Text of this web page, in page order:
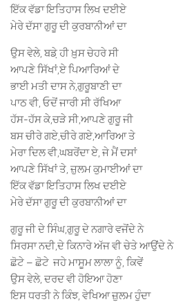
ਇੱਕ ਵੱਡਾ ਇਤਿਹਾਸ ਲਿਖ ਦਈਏ
ਮੇਰੇ ਦੱਸਾ ਗੁਰੂ ਦੀ ਕੁਰਬਾਨੀਆਂ ਦਾ
ਉਸ ਵੇਲੇ, ਬਡ਼ੇ ਹੀ ਖ਼ੁਸ ਚੇਹਰੇ ਸੀ
ਆਪਣੇ ਸਿੱਖਾਂ,ਏ ਪਿਆਰਿਆਂ ਦੇ
ਭਾਈ ਮਤੀ ਦਾਸ ਨੇ,ਗੁਰੂਬਾਣੀ ਦਾ
ਪਾਠ ਵੀ, ਓਦੋਂ ਜਾਰੀ ਸੀ ਰੱਖਿਆ
ਹੱਸ-ਹੱਸ ਕੇ,ਚੜੇ ਸੀ,ਆਪਣੇ ਗੁਰੂ ਜੀ
ਬਸ ਚੀਰੇ ਗਏ,ਚੀਰੇ ਗਏ,ਆਰਿਆ ਤੇ
ਮੇਰਾ ਦਿਲ ਵੀ,ਘਬਰੋਂਦਾ ਏ, ਜੇ ਮੈਂ ਦਸਾਂ
ਆਪਣੇ ਸਿੱਖਾਂ ਤੇ, ਜ਼ੁਲਮ ਕੁਮਾਈਆਂ ਦਾ
ਇੱਕ ਵੱਡਾ ਇਤਿਹਾਸ ਲਿਖ ਦਈਏ
ਮੇਰੇ ਦੱਸਾ ਗੁਰੂ ਦੀ ਕੁਰਬਾਨੀਆਂ ਦਾ
ਗੁਰੂ ਜੀ ਦੇ ਸਿੰਘ,ਗੁਰੂ ਦੇ ਨਗਾਰੇ ਵਜੋਂਦੇ ਨੇ
ਸਿਰਸਾ ਨਦੀ,ਦੇ ਕਿਨਾਰੇ ਅੱਜ ਵੀ ਚੇਤੇ ਆਉਂਦੇ ਨੇ
ਛੋਟੇ – ਛੋਟੇ ਜਹੇ ਮਾਸੂਮ ਲਾਲਾ ਨੂੰ, ਕਿਵੇਂ
ਉਸ ਵੇਲੇ, ਦਰਦ ਵੀ ਹੋਇਆ ਹੋਣਾ
ਇਸ ਧਰਤੀ ਨੇ ਕਿੰਝ, ਵੇਖਿਆ ਜ਼ੁਲਮ ਹੁੰਦਾ